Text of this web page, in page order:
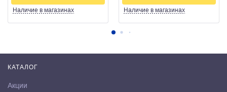
Наличие в магазинах Наличие в магазинах
КАТАЛОГ
Акции